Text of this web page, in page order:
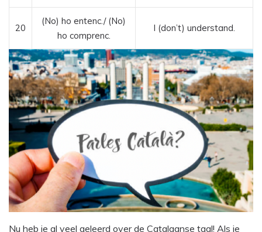
20
(No) ho entenc./ (No)
ho comprenc.
I (don’t) understand.
Nu heb je al veel geleerd over de Catalaanse taal! Als je